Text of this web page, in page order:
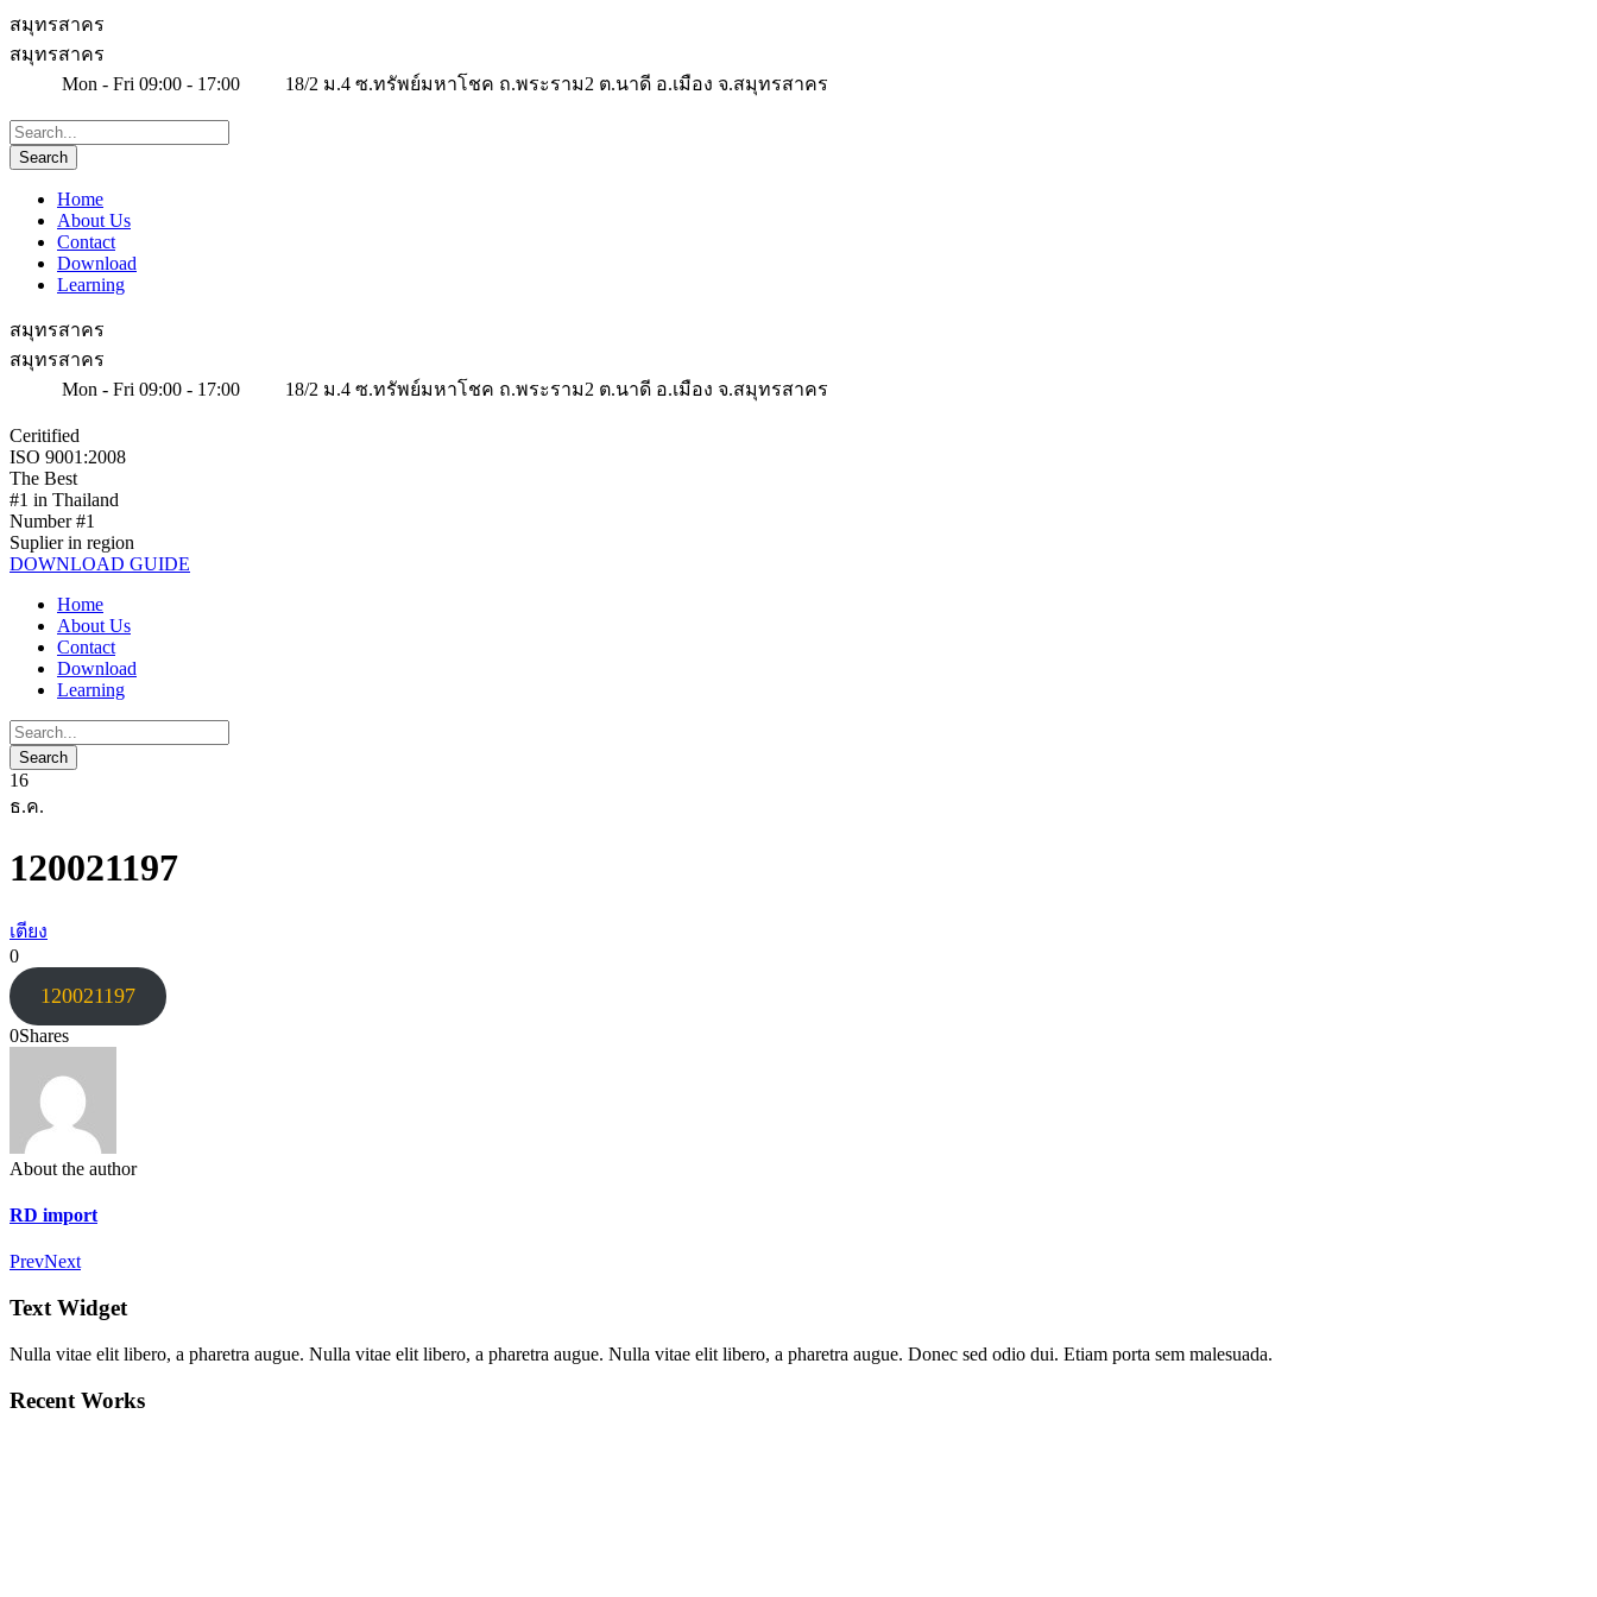
สมุทรสาคร
สมุทรสาคร
Mon - Fri 09:00 - 17:00
18/2 ม.4 ซ.ทรัพย์มหาโชค ถ.พระราม2 ต.นาดี อ.เมือง จ.สมุทรสาคร
Home
About Us
Contact
Download
Learning
สมุทรสาคร
สมุทรสาคร
Mon - Fri 09:00 - 17:00
18/2 ม.4 ซ.ทรัพย์มหาโชค ถ.พระราม2 ต.นาดี อ.เมือง จ.สมุทรสาคร
Ceritified
ISO 9001:2008
The Best
#1 in Thailand
Number #1
Suplier in region
DOWNLOAD GUIDE
Home
About Us
Contact
Download
Learning
16
ธ.ค.
120021197
เตียง
0
120021197
0Shares
About the author
RD import
PrevNext
Text Widget
Nulla vitae elit libero, a pharetra augue. Nulla vitae elit libero, a pharetra augue. Nulla vitae elit libero, a pharetra augue. Donec sed odio dui. Etiam porta sem malesuada.
Recent Works